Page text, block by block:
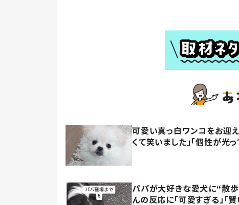
可愛い真っ白ワンコをお迎
くて笑いました」「個性が光
パパが大好きな愛犬に“散
んの反応に「可愛すぎる」「